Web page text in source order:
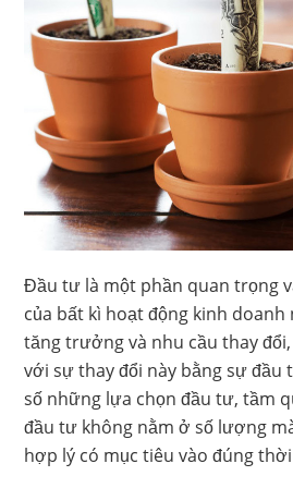
Đầu tư là một phần quan trọng
của bất kì hoạt động kinh doanh
tăng trưởng và nhu cầu thay
với sự thay đổi này bằng sự đầu
số những lựa chọn đầu tư, tầm
đầu tư không nằm ở số lượng
hợp lý có mục tiêu vào đúng